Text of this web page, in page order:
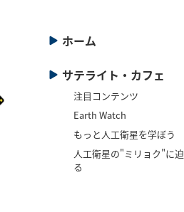
ホーム
サテライト・カフェ
注目コンテンツ
Earth Watch
もっと人工衛星を学ぼう
人工衛星の"ミリョク"に迫
る